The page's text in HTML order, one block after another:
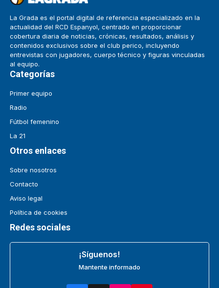
La Grada es el portal digital de referencia especializado en la
actualidad del RCD Espanyol, centrado en proporcionar
cobertura diaria de noticias, crónicas, resultados, análisis y
contenidos exclusivos sobre el club perico, incluyendo
entrevistas con jugadores, cuerpo técnico y figuras vinculadas
al equipo.
Categorías
Primer equipo
Radio
Fútbol femenino
La 21
Otros enlaces
Sobre nosotros
Contacto
Aviso legal
Política de cookies
Redes sociales
¡Síguenos!
Mantente informado